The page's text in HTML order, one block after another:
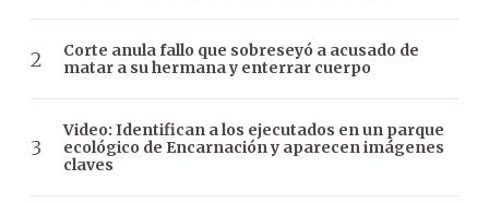
Corte anula fallo que sobreseyó a acusado de
matar a su hermana y enterrar cuerpo
Video: Identifican a los ejecutados en un parque
ecológico de Encarnación y aparecen imágenes
claves